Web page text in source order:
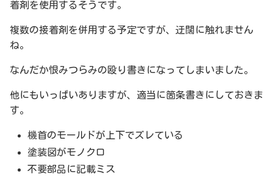
着剤を使用するそうです。
複数の接着剤を併用する予定ですが、迂闊に触れません
ね。
なんだか恨みつらみの殴り書きになってしまいました。
他にもいっぱいありますが、適当に箇条書きにしておきま
す。
機首のモールドが上下でズレている
塗装図がモノクロ
不要部品に記載ミス